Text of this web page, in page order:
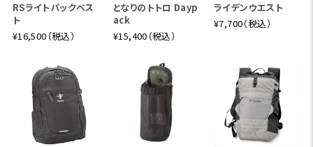
RSライトパックベス
ト
¥16,500（税込）
となりのトトロ Dayp
ack
¥15,400（税込）
ライデンウエスト
¥7,700（税込）